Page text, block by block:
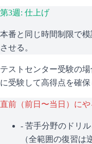
第3週: 仕上げ
本番と同じ時間制限で
させる。
テストセンター受験の
に受験して高得点を確保
直前（前日〜当日）に
- 苦手分野のドリ
（全範囲の復習は